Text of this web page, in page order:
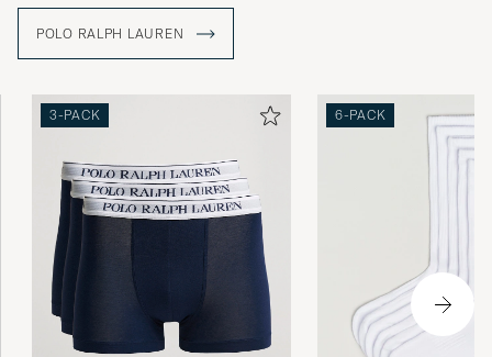
kunnioittaville vaatteille. Mallistosta löytyy muun muassa
klassisia poolopaitoja ja palmikkoneuleita rennolle, mutta
POLO RALPH LAUREN
3-PACK 6-PACK